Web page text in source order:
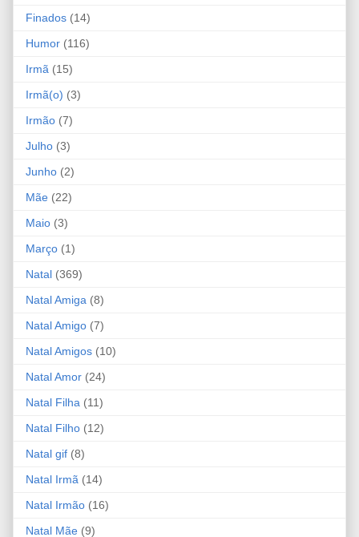
Finados (14)
Humor (116)
Irmã (15)
Irmã(o) (3)
Irmão (7)
Julho (3)
Junho (2)
Mãe (22)
Maio (3)
Março (1)
Natal (369)
Natal Amiga (8)
Natal Amigo (7)
Natal Amigos (10)
Natal Amor (24)
Natal Filha (11)
Natal Filho (12)
Natal gif (8)
Natal Irmã (14)
Natal Irmão (16)
Natal Mãe (9)